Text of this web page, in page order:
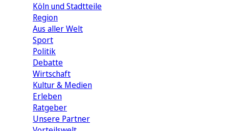
Köln und Stadtteile
Region
Aus aller Welt
Sport
Politik
Debatte
Wirtschaft
Kultur & Medien
Erleben
Ratgeber
Unsere Partner